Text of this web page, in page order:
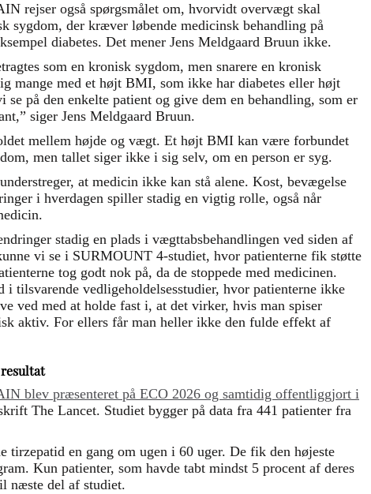
rejser også spørgsmålet om, hvorvidt overvægt skal
sygdom, der kræver løbende medicinsk behandling på
diabetes. Det mener Jens Meldgaard Bruun ikke.
som en kronisk sygdom, men snarere en kronisk
mange med et højt BMI, som ikke har diabetes eller højt
på den enkelte patient og give dem en behandling, som er
siger Jens Meldgaard Bruun.
mellem højde og vægt. Et højt BMI kan være forbundet
men tallet siger ikke i sig selv, om en person er syg.
at medicin ikke kan stå alene. Kost, bevægelse
i hverdagen spiller stadig en vigtig rolle, også når
stadig en plads i vægttabsbehandlingen ved siden af
vi se i SURMOUNT 4-studiet, hvor patienterne fik støtte
tog godt nok på, da de stoppede med medicinen.
i tilsvarende vedligeholdelsesstudier, hvor patienterne ikke
ved med at holde fast i, at det virker, hvis man spiser
aktiv. For ellers får man heller ikke den fulde effekt af
resultat
blev præsenteret på ECO 2026 og samtidig offentliggjort i
The Lancet. Studiet bygger på data fra 441 patienter fra
tirzepatid en gang om ugen i 60 uger. De fik den højeste
Kun patienter, som havde tabt mindst 5 procent af deres
næste del af studiet.